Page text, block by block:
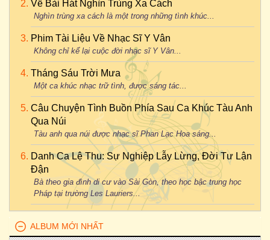
Về Bài Hát Nghìn Trùng Xa Cách
Nghìn trùng xa cách là một trong những tình khúc...
Phim Tài Liệu Về Nhạc Sĩ Y Vân
Không chỉ kể lại cuộc đời nhạc sĩ Y Vân...
Tháng Sáu Trời Mưa
Một ca khúc nhạc trữ tình, được sáng tác...
Câu Chuyện Tình Buồn Phía Sau Ca Khúc Tàu Anh
Qua Núi
Tàu anh qua núi được nhạc sĩ Phan Lạc Hoa sáng...
Danh Ca Lệ Thu: Sự Nghiệp Lẫy Lừng, Đời Tư Lận
Đận
Bà theo gia đình di cư vào Sài Gòn, theo học bậc trung học
Pháp tại trường Les Lauriers...
ALBUM MỚI NHẤT